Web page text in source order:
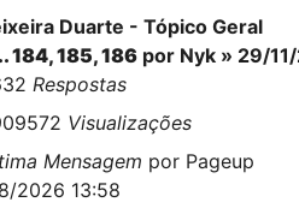
Duarte - Tópico Geral
184,185,186 por Nyk » 29/
Respostas
Visualizações
Mensagem por Pageup
2026 13:58